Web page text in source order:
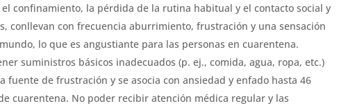
el confinamiento, la pérdida de la rutina habitual y el contacto social y
conllevan con frecuencia aburrimiento, frustración y una sensación
lo que es angustiante para las personas en cuarentena.
suministros básicos inadecuados (p. ej., comida, agua, ropa, etc.)
de frustración y se asocia con ansiedad y enfado hasta 46
cuarentena. No poder recibir atención médica regular y las